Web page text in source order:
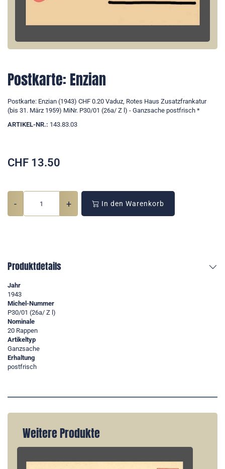
Postkarte: Enzian
Postkarte: Enzian (1943) CHF 0.20 Vaduz, Rotes Haus Zusatzfrankatur
(bis 31. März 1959) MiNr. P30/01 (26a/ Z l) - Ganzsache postfrisch *
ARTIKEL-NR.: 143.83.03
CHF 13.50
- + In den Warenkorb
Produktdetails
Jahr
1943
Michel-Nummer
P30/01 (26a/ Z l)
Nominale
20 Rappen
Artikeltyp
Ganzsache
Erhaltung
postfrisch
Weitere Produkte